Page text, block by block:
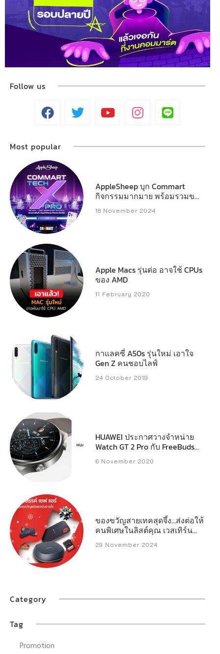
Follow us
Most popular
AppleSheep บุก Commart
กิจกรรมมากมาย พร้อมรวมของ
18 November 2024
Apple Macs รุ่นต่อ อาจใช้ CPUs
ของ AMD
11 February 2020
กาแลคซี่ A50s รุ่นใหม่ เอาใจ
Gen Z คนชอบไลฟ์
24 October 2019
HUAWEI ประกาศวางจำหน่าย
Watch GT 2 Pro กับ FreeBuds
ไทย
6 November 2020
ของขวัญสายเทคสุดจึ้ง…ส่งต่อให้
คนพิเศษในลิสต์คุณ เวสเทิร์น
ประสิทธิภาพสูงที่พร้อมเสริ์ฟทุก
29 November 2024
Category
Tag
Promotion